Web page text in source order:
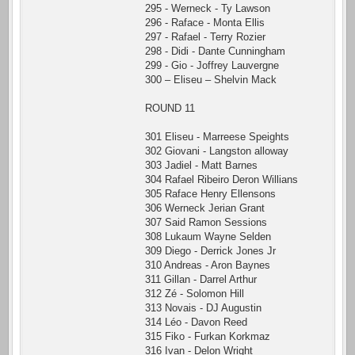
295 - Werneck - Ty Lawson
296 - Raface - Monta Ellis
297 - Rafael - Terry Rozier
298 - Didi - Dante Cunningham
299 - Gio - Joffrey Lauvergne
300 – Eliseu – Shelvin Mack
ROUND 11
301 Eliseu - Marreese Speights
302 Giovani - Langston alloway
303 Jadiel - Matt Barnes
304 Rafael Ribeiro Deron Willians
305 Raface Henry Ellensons
306 Werneck Jerian Grant
307 Said Ramon Sessions
308 Lukaum Wayne Selden
309 Diego - Derrick Jones Jr
310 Andreas - Aron Baynes
311 Gillan - Darrel Arthur
312 Zé - Solomon Hill
313 Novais - DJ Augustin
314 Léo - Davon Reed
315 Fiko - Furkan Korkmaz
316 Ivan - Delon Wright